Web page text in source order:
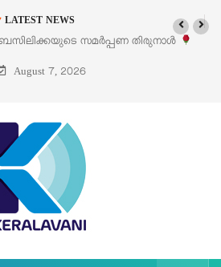
LATEST NEWS
‘പെറ്റൽസ്’ ലൈഫ് സ്റ്റൈൽ
August 7, 2026